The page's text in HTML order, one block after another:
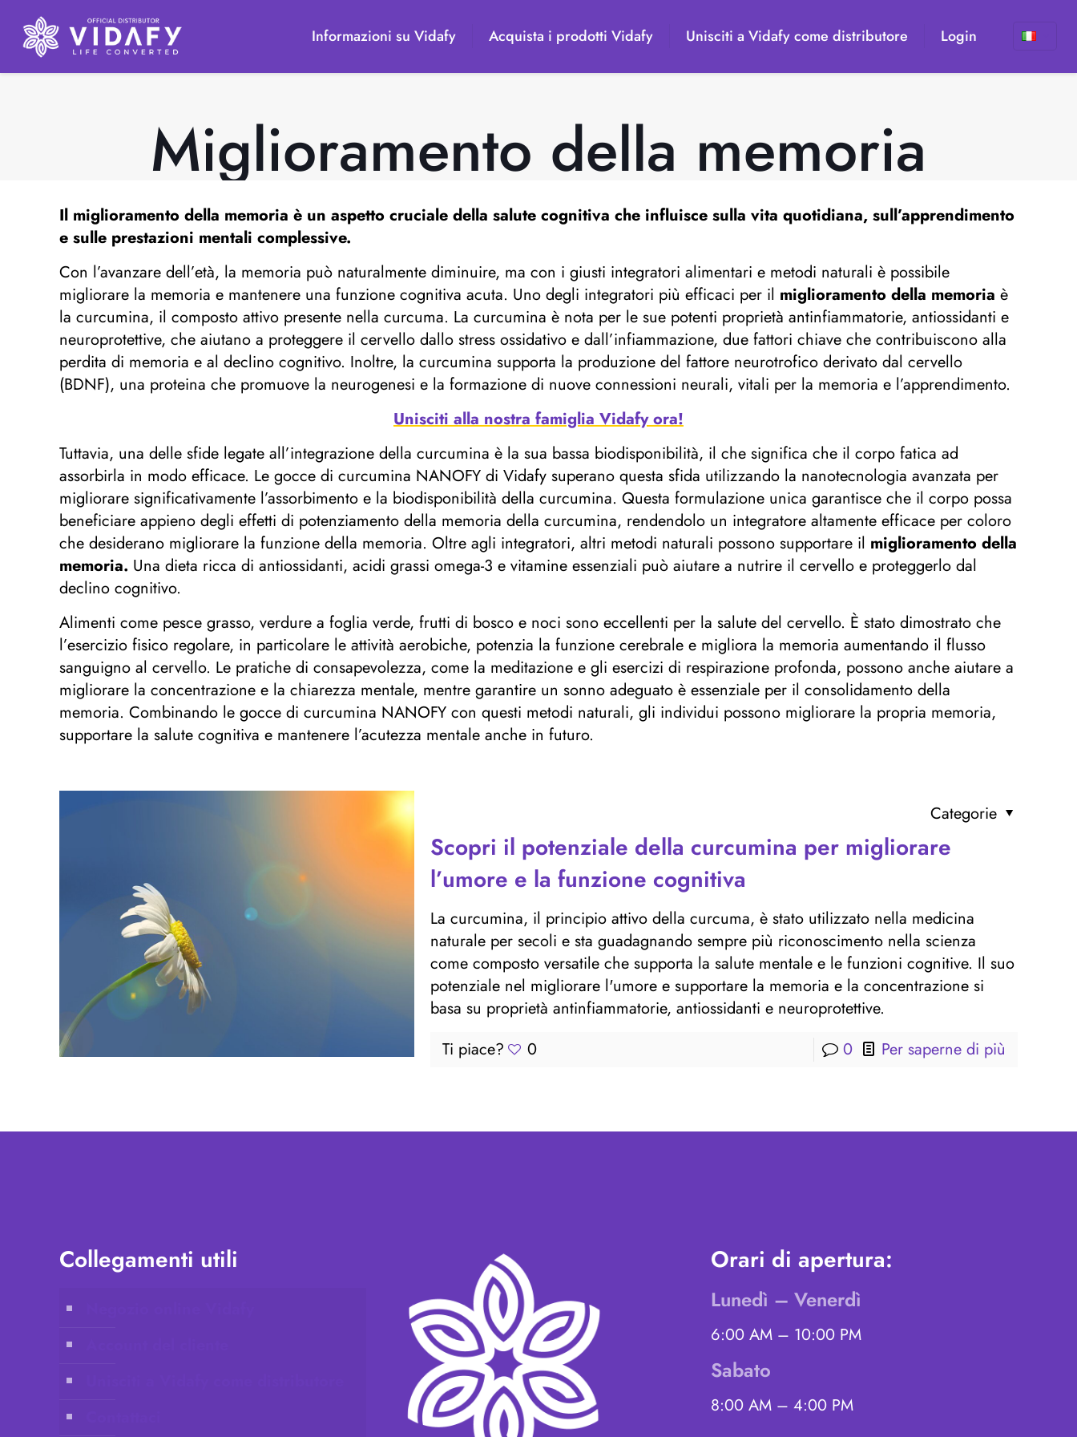
Informazioni su Vidafy Acquista i prodotti Vidafy Unisciti a Vidafy come distributore Login
Miglioramento della memoria
Il miglioramento della memoria è un aspetto cruciale della salute cognitiva che influisce sulla vita quotidiana, sull’apprendimento
e sulle prestazioni mentali complessive.
Con l’avanzare dell’età, la memoria può naturalmente diminuire, ma con i giusti integratori alimentari e metodi naturali è possibile
migliorare la memoria e mantenere una funzione cognitiva acuta. Uno degli integratori più efficaci per il miglioramento della memoria è
la curcumina, il composto attivo presente nella curcuma. La curcumina è nota per le sue potenti proprietà antinfiammatorie, antiossidanti e
neuroprotettive, che aiutano a proteggere il cervello dallo stress ossidativo e dall’infiammazione, due fattori chiave che contribuiscono alla
perdita di memoria e al declino cognitivo. Inoltre, la curcumina supporta la produzione del fattore neurotrofico derivato dal cervello
(BDNF), una proteina che promuove la neurogenesi e la formazione di nuove connessioni neurali, vitali per la memoria e l’apprendimento.
Unisciti alla nostra famiglia Vidafy ora!
Tuttavia, una delle sfide legate all’integrazione della curcumina è la sua bassa biodisponibilità, il che significa che il corpo fatica ad
assorbirla in modo efficace. Le gocce di curcumina NANOFY di Vidafy superano questa sfida utilizzando la nanotecnologia avanzata per
migliorare significativamente l’assorbimento e la biodisponibilità della curcumina. Questa formulazione unica garantisce che il corpo possa
beneficiare appieno degli effetti di potenziamento della memoria della curcumina, rendendolo un integratore altamente efficace per coloro
che desiderano migliorare la funzione della memoria. Oltre agli integratori, altri metodi naturali possono supportare il miglioramento della
memoria. Una dieta ricca di antiossidanti, acidi grassi omega-3 e vitamine essenziali può aiutare a nutrire il cervello e proteggerlo dal
declino cognitivo.
Alimenti come pesce grasso, verdure a foglia verde, frutti di bosco e noci sono eccellenti per la salute del cervello. È stato dimostrato che
l’esercizio fisico regolare, in particolare le attività aerobiche, potenzia la funzione cerebrale e migliora la memoria aumentando il flusso
sanguigno al cervello. Le pratiche di consapevolezza, come la meditazione e gli esercizi di respirazione profonda, possono anche aiutare a
migliorare la concentrazione e la chiarezza mentale, mentre garantire un sonno adeguato è essenziale per il consolidamento della
memoria. Combinando le gocce di curcumina NANOFY con questi metodi naturali, gli individui possono migliorare la propria memoria,
supportare la salute cognitiva e mantenere l’acutezza mentale anche in futuro.
Categorie
Scopri il potenziale della curcumina per migliorare
l’umore e la funzione cognitiva
La curcumina, il principio attivo della curcuma, è stato utilizzato nella medicina
naturale per secoli e sta guadagnando sempre più riconoscimento nella scienza
come composto versatile che supporta la salute mentale e le funzioni cognitive. Il suo
potenziale nel migliorare l'umore e supportare la memoria e la concentrazione si
basa su proprietà antinfiammatorie, antiossidanti e neuroprotettive.
Ti piace?
0 0 Per saperne di più
Collegamenti utili Orari di apertura:
Lunedì – Venerdì
6:00 AM – 10:00 PM
Sabato
8:00 AM – 4:00 PM